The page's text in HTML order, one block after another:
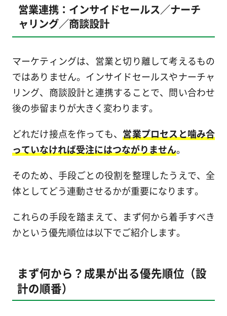
営業連携：インサイドセールス／ナーチ
ャリング／商談設計
マーケティングは、営業と切り離して考えるもの
ではありません。インサイドセールスやナーチャ
リング、商談設計と連携することで、問い合わせ
後の歩留まりが大きく変わります。
どれだけ接点を作っても、営業プロセスと噛み合
っていなければ受注にはつながりません。
そのため、手段ごとの役割を整理したうえで、全
体としてどう連動させるかが重要になります。
これらの手段を踏まえて、まず何から着手すべき
かという優先順位は以下でご紹介します。
まず何から？成果が出る優先順位（設
計の順番）